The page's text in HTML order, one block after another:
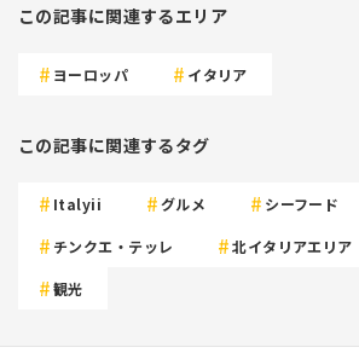
この記事に関連するエリア
ヨーロッパ イタリア
この記事に関連するタグ
Italyii グルメ シーフード
チンクエ・テッレ 北イタリアエリア
観光